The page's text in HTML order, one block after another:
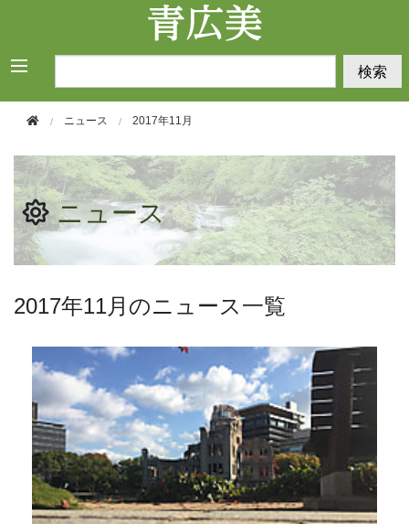
検索
ニュース 2017年11月
ニュース
2017年11月のニュース一覧